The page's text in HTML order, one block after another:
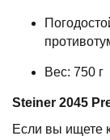
Вес: 750 г
Steiner 2045
Если вы ищете